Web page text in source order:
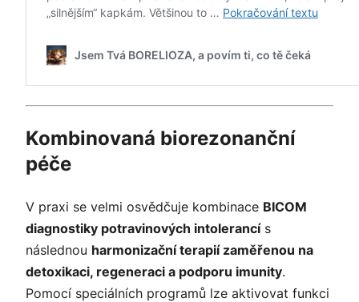
Kombinovaná biorezonanční
péče
V praxi se velmi osvědčuje kombinace BICOM
diagnostiky potravinových intolerancís
následnou harmonizační terapií zaměřenou na
detoxikaci, regeneraci a podporu imunity.
Pomocí speciálních programů lze aktivovat funkci